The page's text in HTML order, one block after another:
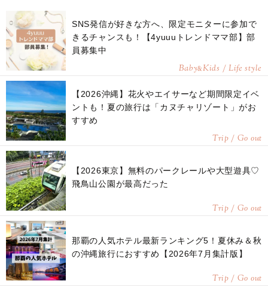
SNS発信が好きな方へ、限定モニターに参加で
きるチャンスも！【4yuuuトレンドママ部】部
員募集中
Baby&Kids / Life style
【2026沖縄】花火やエイサーなど期間限定イベ
ントも！夏の旅行は「カヌチャリゾート」がお
すすめ
Trip / Go out
【2026東京】無料のパークレールや大型遊具♡
飛鳥山公園が最高だった
Trip / Go out
那覇の人気ホテル最新ランキング5！夏休み＆秋
の沖縄旅行におすすめ【2026年7月集計版】
Trip / Go out